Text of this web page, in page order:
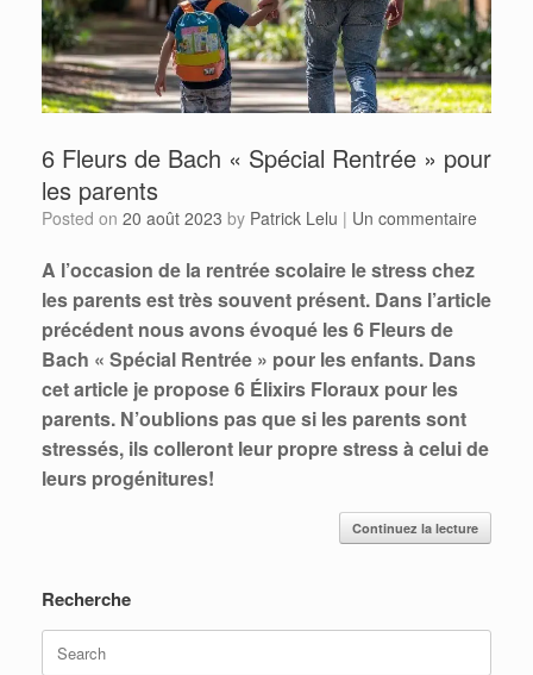
6 Fleurs de Bach « Spécial Rentrée » pour
les parents
Posted on 20 août 2023 by Patrick Lelu | Un commentaire
A l’occasion de la rentrée scolaire le stress chez
les parents est très souvent présent. Dans l’article
précédent nous avons évoqué les 6 Fleurs de
Bach « Spécial Rentrée » pour les enfants. Dans
cet article je propose 6 Élixirs Floraux pour les
parents. N’oublions pas que si les parents sont
stressés, ils colleront leur propre stress à celui de
leurs progénitures!
Continuez la lecture
Recherche
Search
for: